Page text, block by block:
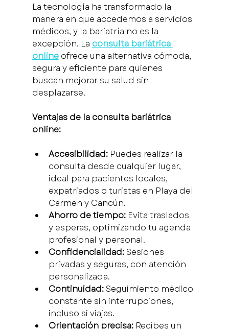
La tecnología ha transformado la
manera en que accedemos a servicios
médicos, y la bariatría no es la
excepción. La consulta bariátrica
online ofrece una alternativa cómoda,
segura y eficiente para quienes
buscan mejorar su salud sin
desplazarse.
Ventajas de la consulta bariátrica
online:
Accesibilidad: Puedes realizar la
consulta desde cualquier lugar,
ideal para pacientes locales,
expatriados o turistas en Playa del
Carmen y Cancún.
Ahorro de tiempo: Evita traslados
y esperas, optimizando tu agenda
profesional y personal.
Confidencialidad: Sesiones
privadas y seguras, con atención
personalizada.
Continuidad: Seguimiento médico
constante sin interrupciones,
incluso si viajas.
Orientación precisa: Recibes un